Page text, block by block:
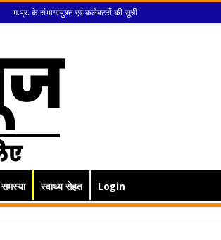
म.प्र. के संभागायुक्त एवं कलेक्टरों की सूची
समस्या स्वाथ्य सेहत Login